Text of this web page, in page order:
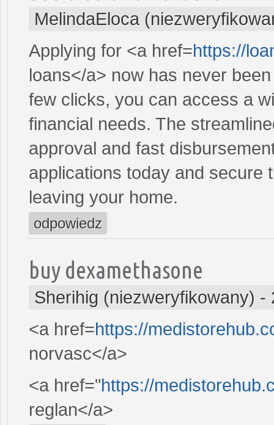
MelindaEloca
Applying for <a href=https://
loans</a> now has never
few clicks, you can access a
financial needs. The
approval and fast
applications today and secure
leaving your home.
odpowiedz
buy dexamethasone
Sherihig (niezweryfikowany) -
<a href=https://
norvasc</a>
<a href="https://
reglan</a>